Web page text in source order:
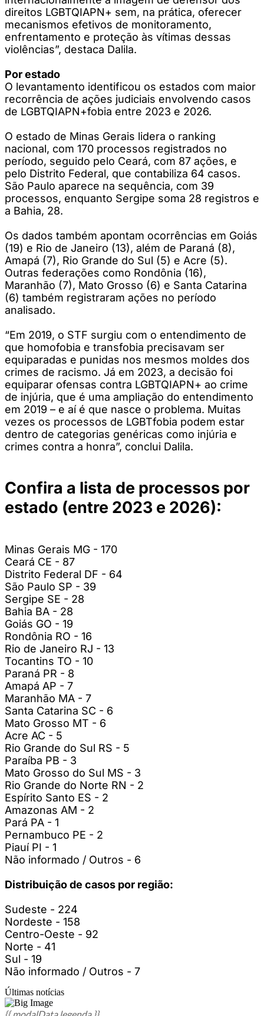
direitos LGBTQIAPN+ sem, na prática, oferecer
mecanismos efetivos de monitoramento,
enfrentamento e proteção às vítimas dessas
violências”, destaca Dalila.
Por estado
O levantamento identificou os estados com maior
recorrência de ações judiciais envolvendo casos
de LGBTQIAPN+fobia entre 2023 e 2026.
O estado de Minas Gerais lidera o ranking
nacional, com 170 processos registrados no
período, seguido pelo Ceará, com 87 ações, e
pelo Distrito Federal, que contabiliza 64 casos.
São Paulo aparece na sequência, com 39
processos, enquanto Sergipe soma 28 registros e
a Bahia, 28.
Os dados também apontam ocorrências em Goiás
(19) e Rio de Janeiro (13), além de Paraná (8),
Amapá (7), Rio Grande do Sul (5) e Acre (5).
Outras federações como Rondônia (16),
Maranhão (7), Mato Grosso (6) e Santa Catarina
(6) também registraram ações no período
analisado.
“Em 2019, o STF surgiu com o entendimento de
que homofobia e transfobia precisavam ser
equiparadas e punidas nos mesmos moldes dos
crimes de racismo. Já em 2023, a decisão foi
equiparar ofensas contra LGBTQIAPN+ ao crime
de injúria, que é uma ampliação do entendimento
em 2019 – e aí é que nasce o problema. Muitas
vezes os processos de LGBTfobia podem estar
dentro de categorias genéricas como injúria e
crimes contra a honra”, conclui Dalila.
Confira a lista de processos por
estado (entre 2023 e 2026):
Minas Gerais MG - 170
Ceará CE - 87
Distrito Federal DF - 64
São Paulo SP - 39
Sergipe SE - 28
Bahia BA - 28
Goiás GO - 19
Rondônia RO - 16
Rio de Janeiro RJ - 13
Tocantins TO - 10
Paraná PR - 8
Amapá AP - 7
Maranhão MA - 7
Santa Catarina SC - 6
Mato Grosso MT - 6
Acre AC - 5
Rio Grande do Sul RS - 5
Paraíba PB - 3
Mato Grosso do Sul MS - 3
Rio Grande do Norte RN - 2
Espírito Santo ES - 2
Amazonas AM - 2
Pará PA - 1
Pernambuco PE - 2
Piauí PI - 1
Não informado / Outros - 6
Distribuição de casos por região:
Sudeste - 224
Nordeste - 158
Centro-Oeste - 92
Norte - 41
Sul - 19
Não informado / Outros - 7
Últimas notícias
{{ modalData.legenda }}